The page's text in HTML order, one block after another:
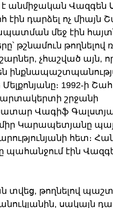
է անմիջական Վազգեն
դարձել ոչ միայն
մեջ էին
թշնամուն թողնելով
չհաշված այն,
են
1992-ի
շրջանի
Վագիֆ
Կարապետյանը
հետ։
պահանջում էին
թողնելով
սակայն